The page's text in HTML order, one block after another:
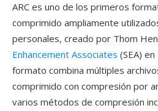
ARC es uno de los primeros
comprimido ampliamente
personales, creado por Thom
Enhancement Associates (SEA)
formato combina múltiples
comprimido con compresión por
varios métodos de compresión